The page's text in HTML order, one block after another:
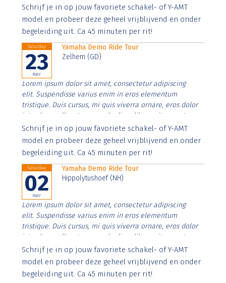
Aenean faucibus nibh et justo cursus id rutrum lorem
imperdiet. Nunc ut sem vitae risus tristique posuere.
Schrijf je in op jouw favoriete schakel- of Y-AMT
model en probeer deze geheel vrijblijvend en onder
begeleiding uit. Ca 45 minuten per rit!
Saturday
23
MAY
Yamaha Demo Ride Tour
Zelhem (GD)
Lorem ipsum dolor sit amet, consectetur adipiscing
elit. Suspendisse varius enim in eros elementum
tristique. Duis cursus, mi quis viverra ornare, eros dolor
interdum nulla, ut commodo diam libero vitae erat.
Aenean faucibus nibh et justo cursus id rutrum lorem
imperdiet. Nunc ut sem vitae risus tristique posuere.
Schrijf je in op jouw favoriete schakel- of Y-AMT
model en probeer deze geheel vrijblijvend en onder
begeleiding uit. Ca 45 minuten per rit!
Saturday
02
MAY
Yamaha Demo Ride Tour
Hippolytushoef (NH)
Lorem ipsum dolor sit amet, consectetur adipiscing
elit. Suspendisse varius enim in eros elementum
tristique. Duis cursus, mi quis viverra ornare, eros dolor
interdum nulla, ut commodo diam libero vitae erat.
Aenean faucibus nibh et justo cursus id rutrum lorem
imperdiet. Nunc ut sem vitae risus tristique posuere.
Schrijf je in op jouw favoriete schakel- of Y-AMT
model en probeer deze geheel vrijblijvend en onder
begeleiding uit. Ca 45 minuten per rit!